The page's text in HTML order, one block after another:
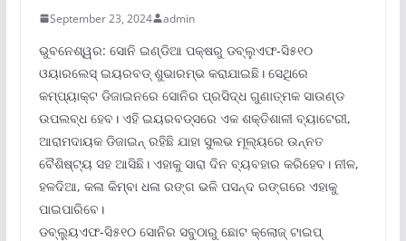
September 23, 2024 admin
ଭୁବନେଶ୍ୱର: ସୋନି ଇଣ୍ଡିଆ ପକ୍ଷରୁ ଡବ୍ଲୁଏଫ-ସି୫୧୦
ଓୟାରଲେସ୍ ଇୟରବଡ୍ ଶୁଭାରମ୍ଭ କରାଯାଇଛି। ସେଥିରେ
କମ୍ପ୍ୟାକ୍ଟ ଡିଜାଇନରେ ସୋନିର ପ୍ରସିଦ୍ଧ ଗୁଣାତ୍ମକ ସାଉଣ୍ଡ
ଉପଲବ୍ଧ ହେବ। ଏହି ଇୟରବଡ୍ସରେ ଏକ ଶକ୍ତିଶାଳୀ ବ୍ୟାଟେରୀ,
ଆରାମଦାୟକ ଡିଜାଇନ୍ ରହିଛି ଯାହା ସୁଲଭ ମୂଲ୍ୟରେ ଉନ୍ନତ
ବୈଶିଷ୍ଟ୍ୟ ସହ ଆସିଛି। ଏହାକୁ ସାରା ଦିନ ବ୍ୟବହାର କରିହେବ। ନୀଳ,
ହଳଦିଆ, କଳା କିମ୍ବା ଧଳା ରଙ୍ଗ ଭଳି ପସନ୍ଦ ରଙ୍ଗରେ ଏହାକୁ
ପାଇପାରିବେ।
ଡବ୍ଲ୍ୟୁଏଫ-ସି୫୧୦ ସୋନିର ସବୁଠାରୁ ଛୋଟ କ୍ଲୋଜ୍ ଟାଇପ୍